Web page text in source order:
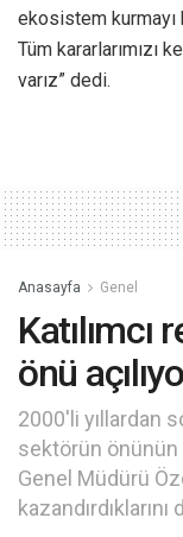
ekosistem kurmayı
Tüm kararlarımızı
varız” dedi.
Anasayfa Genel
önü
2000'li yıllardan
sektörün önünün
Genel Müdürü
kazandırdıklarını